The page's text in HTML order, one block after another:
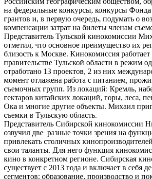
на федеральные конкурсы, конкурсы Фонда
грантов и, в первую очередь, подумать о
компенсации затрат на билеты членам
Представитель Тульской кинокомиссии
отметил, что основное преимущество их
близость к Москве. Кинокомиссия
правительстве Тульской области в режим
отработано 13 проектов, 2 из них
момент отлажена работа с питанием,
съемочных групп. Из локаций: Кремль,
гектаров китайских локаций, горы, леса,
Ока и многие другие объекты. Михаил
съемки в Тульскую область.
Представитель Сибирской кинокомиссии
озвучил две разные точки зрения на
привлекать столичных
свои таланты. Для него функция
кино в конкретном регионе. Сибирская
существует с 2013 года и включает в себя
сегментов: образование, производство и